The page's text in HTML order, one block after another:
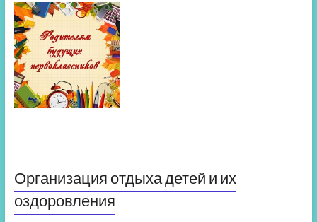
Организация отдыха детей и их
оздоровления